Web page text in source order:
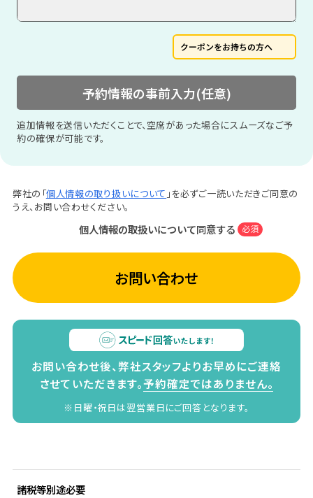
クーポンをお持ちの方へ
予約情報の事前入力(任意)
追加情報を送信いただくことで、空席があった場合にスムーズなご予
約の確保が可能です。
弊社の「個人情報の取り扱いについて 」を必ずご一読いただきご同意の
うえ、お問い合わせください。
個人情報の取扱いについて同意する 必須
お問い合わせ
お問い合わせ後、弊社スタッフよりお早めにご連絡
させていただきます。予約確定ではありません。
※日曜・祝日は翌営業日にご回答となります。
諸税等別途必要